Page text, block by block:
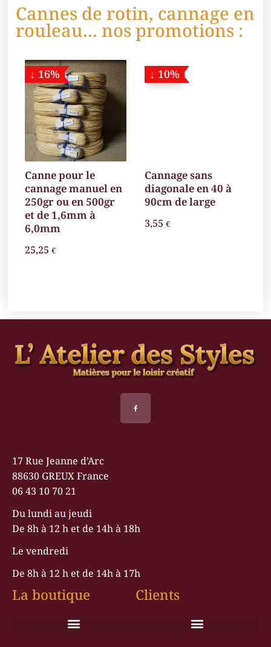
Cannes de rotin, cannage en
rouleau... nos promotions :
↓ 16%
Canne pour le
cannage manuel en
250gr ou en 500gr
et de 1,6mm à
6,0mm
25,25€
↓ 10%
Cannage sans
diagonale en 40 à
90cm de large
3,55€
17 Rue Jeanne d’Arc
88630 GREUX France
06 43 10 70 21
Du lundi au jeudi
De 8h à 12 h et de 14h à 18h
Le vendredi
De 8h à 12 h et de 14h à 17h
La boutique Clients